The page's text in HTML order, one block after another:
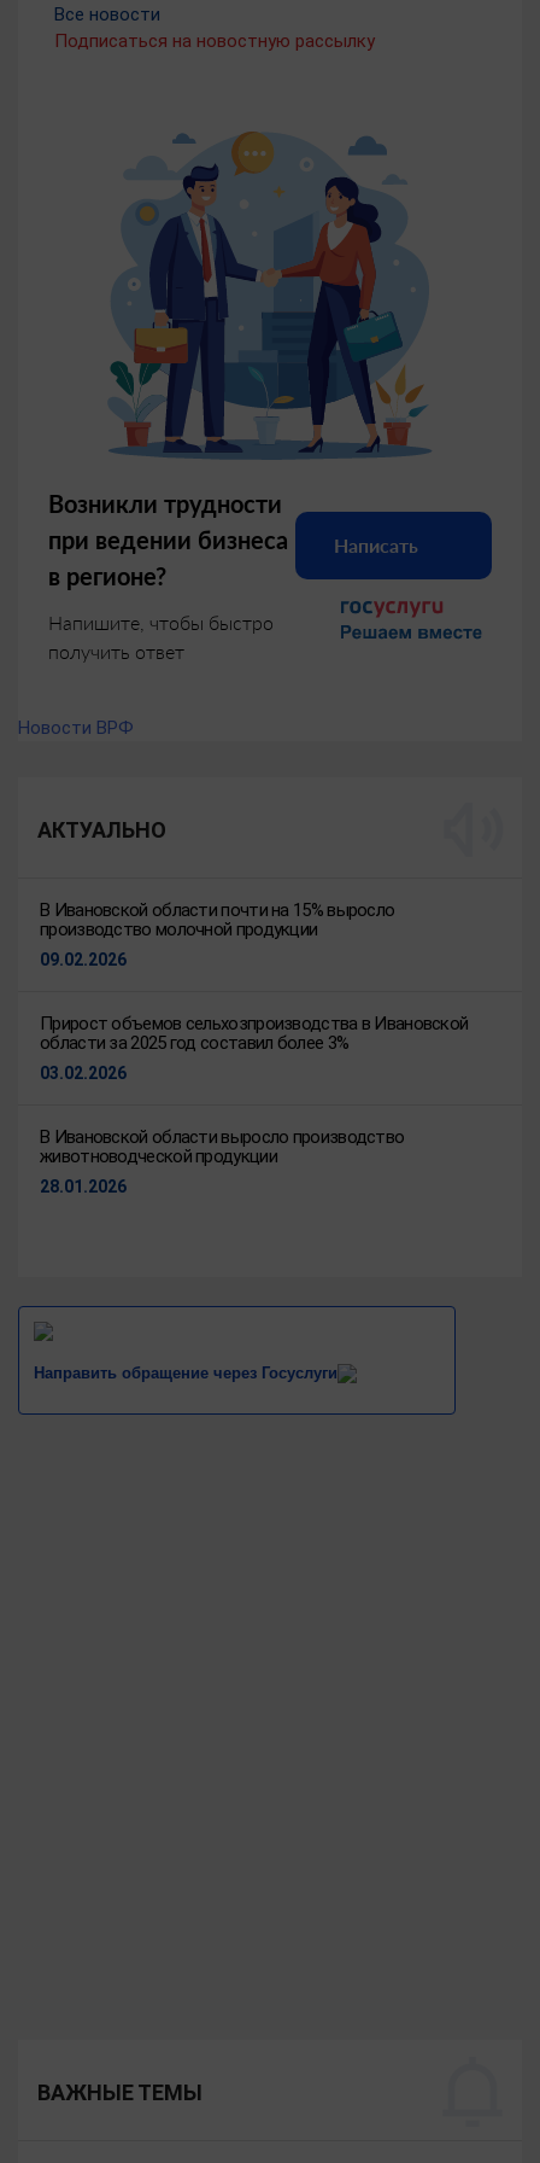
«Праздник русских традиций на
родине тяжеловоза» в Гавриловом
Посаде в этом году
Фестиваль традиционной русской культуры,
прошедший 1 августа в Гавриловом Посаде, стал
местом притяжения для гостей из многих
регионов России: помимо жителей Ивановской
области это жители Москвы, Санкт-Петербурга,
Тюмени, Екатеринбурга, Пскова, Вологды, Перми,
Смоленска, Волгограда, Владимирской,
Костромской и других областей.
05.08.2026
Все новости
Подписаться на новостную рассылку
Возникли трудности
при ведении бизнеса
в регионе?
Напишите, чтобы быстро
получить ответ
Написать
Новости ВРФ
АКТУАЛЬНО
В Ивановской области почти на 15% выросло
производство молочной продукции
09.02.2026
Прирост объемов сельхозпроизводства в Ивановской
области за 2025 год составил более 3%
03.02.2026
В Ивановской области выросло производство
животноводческой продукции
28.01.2026
Направить обращение через Госуслуги
ВАЖНЫЕ ТЕМЫ